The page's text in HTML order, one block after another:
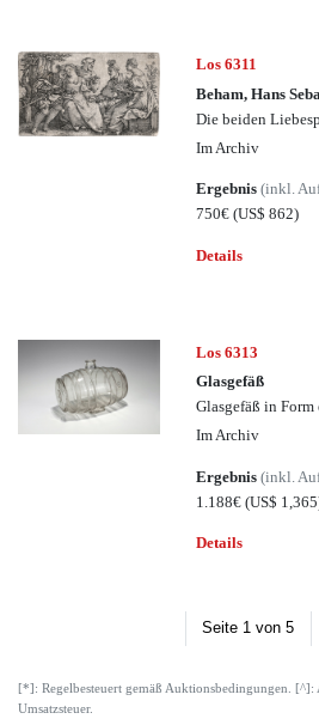
Los 6311
Beham, Hans
Die beiden
Im Archiv
Ergebnis(inkl.
750€(US$ 862)
Details
Los 6313
Glasgefäß
Glasgefäß in Form
Im Archiv
Ergebnis(inkl.
1.188€(US$
Details
Seite 1 von 5
[*]: Regelbesteuert gemäß Auktionsbedingungen.
Umsatzsteuer.